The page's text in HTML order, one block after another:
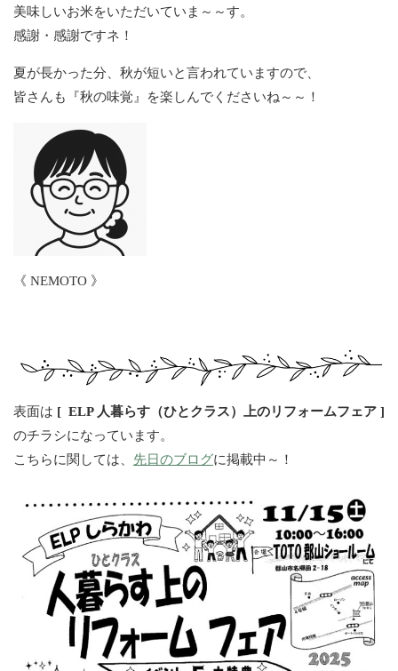
美味しいお米をいただいていま～～す。
感謝・感謝ですネ！
夏が長かった分、秋が短いと言われていますので、
皆さんも『秋の味覚』を楽しんでくださいね～～！
《 NEMOTO 》
表面は [ ELP 人暮らす（ひとクラス）上のリフォームフェア ]
のチラシになっています。
こちらに関しては、 先日のブログに掲載中～！